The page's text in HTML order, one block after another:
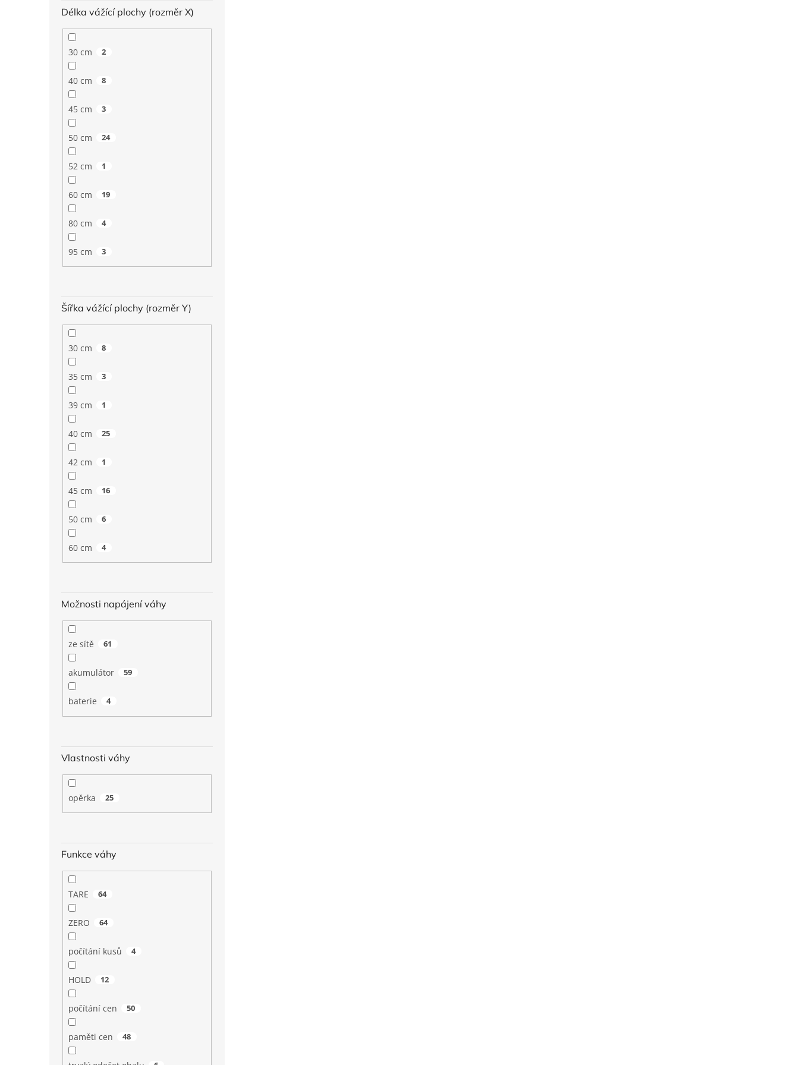
Délka vážící plochy (rozměr X)
30 cm 2
40 cm 8
45 cm 3
50 cm 24
52 cm 1
60 cm 19
80 cm 4
95 cm 3
Šířka vážící plochy (rozměr Y)
30 cm 8
35 cm 3
39 cm 1
40 cm 25
42 cm 1
45 cm 16
50 cm 6
60 cm 4
Možnosti napájení váhy
ze sítě 61
akumulátor 59
baterie 4
Vlastnosti váhy
opěrka 25
Funkce váhy
TARE 64
ZERO 64
počítání kusů 4
HOLD 12
počítání cen 50
paměti cen 48